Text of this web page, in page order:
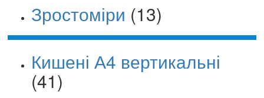
Зростоміри (13)
Кишені А4 вертикальні
(41)